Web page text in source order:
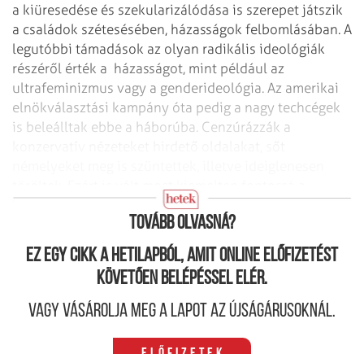
a kiüresedése és szekularizálódása is szerepet játszik
a családok szétesésében, házasságok felbomlásában. A
legutóbbi támadások az olyan radikális ideológiák
részéről érték a házasságot, mint például az
ultrafeminizmus vagy a genderideológia. Az amerikai
elnökválasztási kampány óta pedig a nagy techcégek
is beleálltak ebbe a háborúba. Cenzúrázzák a
természetes család és a keresztény értékek védelme.
Tovább olvasná?
Ez egy cikk a hetilapból, amit online előfizetést
követően belépéssel elér.
Vagy vásárolja meg a lapot az újságárusoknál.